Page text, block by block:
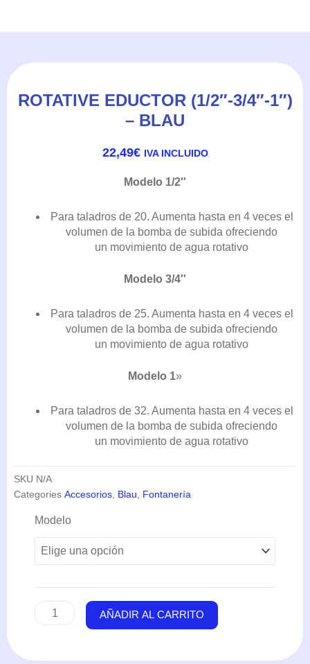
ROTATIVE EDUCTOR (1/2″-3/4″-1″)
– BLAU
22,49€ IVA INCLUIDO
Modelo 1/2″
Para taladros de 20. Aumenta hasta en 4 veces el
volumen de la bomba de subida ofreciendo
un movimiento de agua rotativo
Modelo 3/4″
Para taladros de 25. Aumenta hasta en 4 veces el
volumen de la bomba de subida ofreciendo
un movimiento de agua rotativo
Modelo 1»
Para taladros de 32. Aumenta hasta en 4 veces el
volumen de la bomba de subida ofreciendo
un movimiento de agua rotativo
SKU N/A
Categories Accesorios Blau Fontanería
Modelo
Rotative
(1/2"-3/4"-1")
-
AÑADIR AL CARRITO